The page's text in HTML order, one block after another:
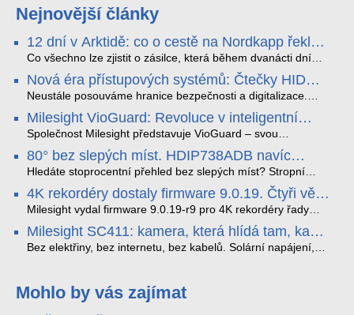
Nejnovější články
12 dní v Arktidě: co o cestě na Nordkapp řekla
data ze SMARTBOX 2 MAX
Co všechno lze zjistit o zásilce, která během dvanácti dní
projede Arktidou? SMARTBOX 2 MAX jsme vzali na trasu z
Tromsø přes Lofoty, Kirunu a finské Laponsko až na
Nordkapp. Bez jediného dobití, v mrazu až −13 °C a mimo
stabilní mobilní signál zaznamenával polohu, teplotu, světlo,
otřesy i náklon. Výsledkem není jen čára na mapě, ale
podrobný datový příběh celé cesty.
Nová éra přístupových systémů: Čtečky HID
Signo
Neustále posouváme hranice bezpečnosti a digitalizace.
Rádi bychom Vám proto představili naši nejnovější nabídku
v oblasti kontroly přístupu – moderní a vysoce univerzální
čtečky HID Signo.
Milesight VioGuard: Revoluce v inteligentní
detekci dopravních přestupků
Společnost Milesight představuje VioGuard – svou
nejnovější proprietární technologii pro pokročilou detekci
dopravních přestupků. Tento systém, poháněný
sofistikovanými algoritmy umělé inteligence (AI), je navržen
tak, aby poskytoval komplexní nástroje pro vymáhání
dopravních předpisů, zvyšoval bezpečnost na silnicích a
optimalizoval plynulost dopravy v moderních městech.
80° bez slepých míst. HDIP738ADB navíc
streamuje na YouTube – bez PC.
Hledáte stoprocentní přehled bez slepých míst? Stropní
panoramatická kamera HDIP738ADB skládá obraz ze dvou
4MP senzorů SONY do jednoho čistého 180° záběru bez
zkreslení. K tomu přidává AI detekci osob a vozidel,
obousměrný zvuk a unikátní možnost přímého vysílání na
YouTube – bez běžícího počítače.
4K rekordéry dostaly firmware 9.0.19. Čtyři věci,
které musíte vědět.
Milesight vydal firmware 9.0.19-r9 pro 4K rekordéry řady
H.265. Pokud tyhle systémy instalujete, jsou tu čtyři věci,
které vám zjednoduší práci – a jedna z nich vám ušetří
spoustu zbytečných výjezdů k zákazníkům.
Milesight SC411: kamera, která hlídá tam, kam
kabel nedosáhne
Bez elektřiny, bez internetu, bez kabelů. Solární napájení,
váš telefon. Podívejte se na video.
Mohlo by vás zajímat